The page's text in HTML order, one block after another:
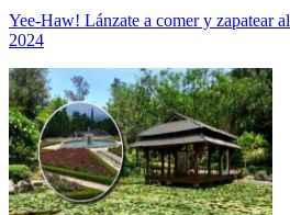
Yee-Haw! Lánzate a comer y zapatear al
2024